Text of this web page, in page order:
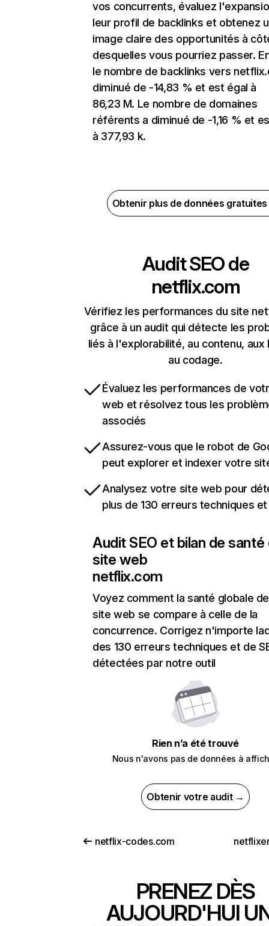
vos concurrents, évaluez
leur profil de backlinks et obtenez
image claire des opportunités à
desquelles vous pourriez passer.
le nombre de backlinks vers
diminué de -14,83 % et est égal à
86,23 M. Le nombre de domaines
référents a diminué de -1,16 % et
à 377,93 k.
Obtenir plus de données
Audit SEO de
netflix.com
Vérifiez les performances du site
grâce à un audit qui détecte les
liés à l'explorabilité, au contenu, aux
au codage.
Évaluez les performances de
web et résolvez tous les
associés
Assurez-vous que le robot de
peut explorer et indexer votre
Analysez votre site web pour
plus de 130 erreurs techniques et
Audit SEO et bilan de santé
site web
netflix.com
Voyez comment la santé globale
site web se compare à celle de la
concurrence. Corrigez n'importe
des 130 erreurs techniques et de
détectées par notre outil
Rien n’a été trouvé
Nous n'avons pas de données à
Obtenir votre audit →
netflix-codes.com
PRENEZ DÈS
AUJOURD'HUI